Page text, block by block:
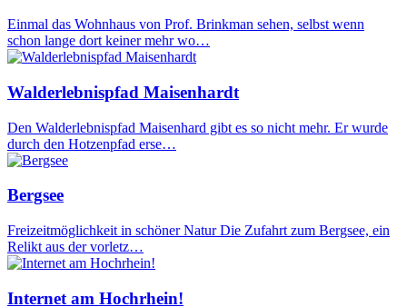
Einmal das Wohnhaus von Prof. Brinkman sehen, selbst wenn
schon lange dort keiner mehr wo…
Walderlebnispfad Maisenhardt
Den Walderlebnispfad Maisenhard gibt es so nicht mehr. Er wurde
durch den Hotzenpfad erse…
Bergsee
Freizeitmöglichkeit in schöner Natur Die Zufahrt zum Bergsee, ein
Relikt aus der vorletz…
Internet am Hochrhein!